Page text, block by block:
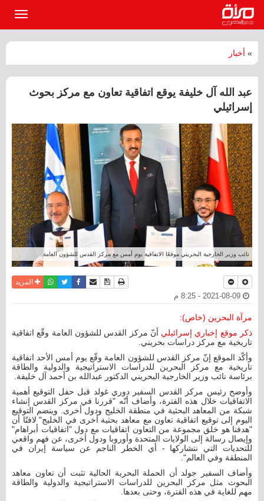
» أخبار
عبد الله آل خليفة يوقع اتفاقية تعاون مع مركز بحوث
إسرائيلي
نائب وزير الخارجية البحريني موقعًا الاتفاقية يوم أمس مع مركز القدس للشؤون العامة
نسخة للطباعة
حفظ الموضوع
أرسل الى صديق
فيسبوكتويترواتسابالمزيد
مرآة البحرين (خاص):
ذكر موقع إخباري إسرائيلي أنّ مركز القدس للشؤون العامة وقّع اتفاقية
تاريخية مع مركز دراسات بحريني.
وأكّد الموقع إنّ مركز القدس للشؤون العامة وقّع يوم أمس الأحد اتفاقية
تاريخية مع مركز البحرين للدراسات الاستراتيجية والدولية والطاقة
برئاسة نائب وزير الخارجية البحريني الدكتور عبدالله بن أحمد آل خليفة.
وأوضح رئيس مركز القدس السفير دوري غولد قبل حفل التوقيع أهمية
الاتفاقيات خلال هذه الفترة، وأضاف أنّه "قررنا في مركز القدس إنشاء
شبكة من المعاهد البحثية في منطقة الخليج ودول أخرى. وينضم التوقيع
اليوم إلى توقيع اتفاقية تعاون مع معاهد بحثية أخرى في الخليج" لافتًا أن
"هدفنا هو خلق مجموعة من التعاون اتفاقيات مع دول "اتفاقيات أبراهام"
وإيصال رسالة إلى الولايات المتحدة وأوروبا ودول أخرى، عن فهم واقعي
للتحديات التي نتشاركها - أي الخطر الناجم عن سياسة إيران في
المنطقة وفي العالم".
وأضاف السفير جولد أن الحملة البحرية الحالية تثبت أن تعاون معاهد
البحوث مثل مركز البحرين للدراسات الاستراتيجية والدولية والطاقة
مهم للغاية في هذه الفترة، وحتى بعدها.